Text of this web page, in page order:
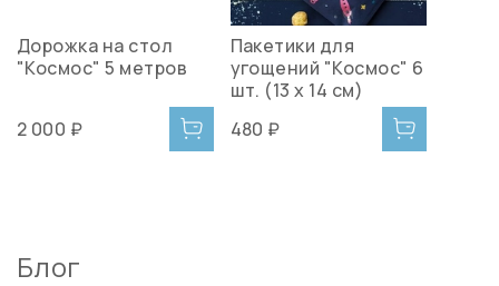
Дорожка на стол
"Космос" 5 метров
2 000 ₽
Пакетики для
угощений "Космос" 6
шт. (13 х 14 см)
480 ₽
Блог